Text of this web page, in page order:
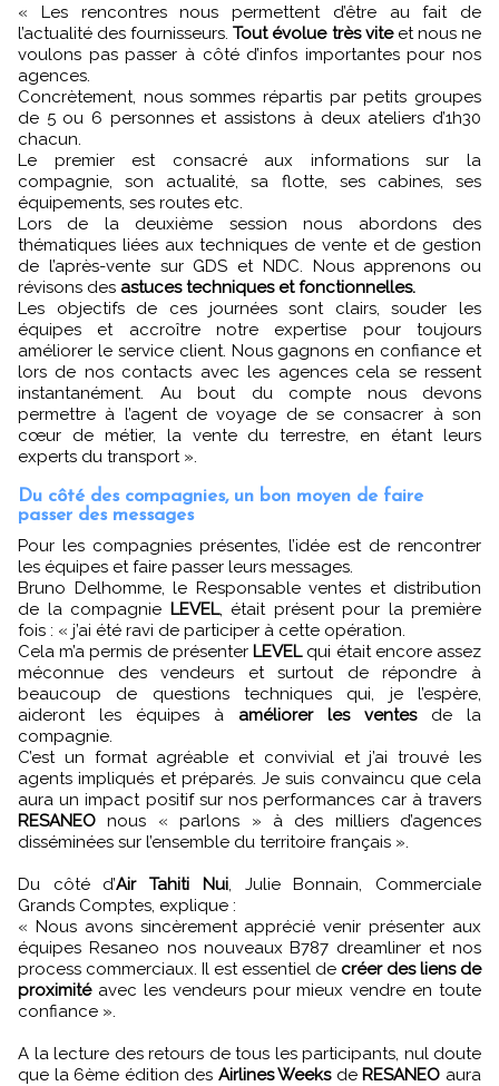
« Les rencontres nous permettent d’être au fait de
l’actualité des fournisseurs.Tout évolue très viteet nous ne
voulons pas passer à côté d’infos importantes pour nos
agences.
Concrètement, nous sommes répartis par petits groupes
de 5 ou 6 personnes et assistons à deux ateliers d’1h30
chacun.
Le premier est consacré aux informations sur la
compagnie, son actualité, sa flotte, ses cabines, ses
équipements, ses routes etc.
Lors de la deuxième session nous abordons des
thématiques liées aux techniques de vente et de gestion
de l’après-vente sur GDS et NDC. Nous apprenons ou
révisons des astuces techniques et fonctionnelles.
Les objectifs de ces journées sont clairs, souder les
équipes et accroître notre expertise pour toujours
améliorer le service client. Nous gagnons en confiance et
lors de nos contacts avec les agences cela se ressent
instantanément. Au bout du compte nous devons
permettre à l’agent de voyage de se consacrer à son
cœur de métier, la vente du terrestre, en étant leurs
experts du transport ».
Du côté des compagnies, un bon moyen de faire
passer des messages
Pour les compagnies présentes, l’idée est de rencontrer
les équipes et faire passer leurs messages.
Bruno Delhomme, le Responsable ventes et distribution
de la compagnie LEVEL, était présent pour la première
fois : « j’ai été ravi de participer à cette opération.
Cela m’a permis de présenter LEVELqui était encore assez
méconnue des vendeurs et surtout de répondre à
beaucoup de questions techniques qui, je l’espère,
aideront les équipes à améliorer les ventesde la
compagnie.
C’est un format agréable et convivial et j’ai trouvé les
agents impliqués et préparés. Je suis convaincu que cela
aura un impact positif sur nos performances car à travers
RESANEO nous « parlons » à des milliers d’agences
disséminées sur l’ensemble du territoire français ».
Du côté d’Air Tahiti Nui, Julie Bonnain, Commerciale
Grands Comptes, explique :
« Nous avons sincèrement apprécié venir présenter aux
équipes Resaneo nos nouveaux B787 dreamliner et nos
process commerciaux. Il est essentiel de créer des liens de
proximitéavec les vendeurs pour mieux vendre en toute
confiance ».
A la lecture des retours de tous les participants, nul doute
que la 6ème édition des Airlines Weeksde RESANEO aura